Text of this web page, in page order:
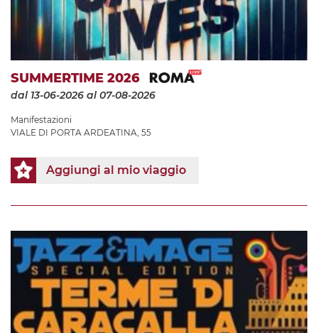
SUMMERTIME 2026
dal 13-06-2026 al 07-08-2026
Manifestazioni
VIALE DI PORTA ARDEATINA, 55
Aggiungi al mio viaggio